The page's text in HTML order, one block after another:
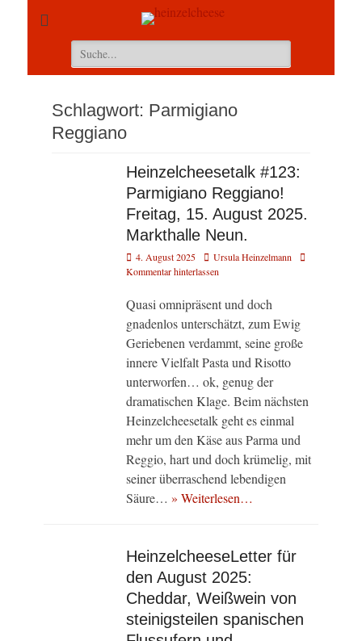
nach:
Schlagwort: Parmigiano
Reggiano
Heinzelcheesetalk #123:
Parmigiano Reggiano!
Freitag, 15. August 2025.
Markthalle Neun.
Veröffentlicht
am
4. August 2025 AutorUrsula Heinzelmann
Kommentar hinterlassen
Quasi omnipräsent und doch
gnadenlos unterschätzt, zum Ewig
Geriebenen verdammt, seine große
innere Vielfalt Pasta und Risotto
unterworfen… ok, genug der
dramatischen Klage. Beim nächsten
Heinzelcheesetalk geht es einmal
mehr um den Käse aus Parma und
Reggio, hart und doch krümelig, mit
seiner überraschend lebendigen
Säure… » Weiterlesen…
HeinzelcheeseLetter für
den August 2025:
Cheddar, Weißwein von
steinigsteilen spanischen